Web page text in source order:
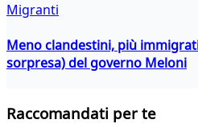
Migranti
Meno clandestini, più
sorpresa) del governo Meloni
Raccomandati per te